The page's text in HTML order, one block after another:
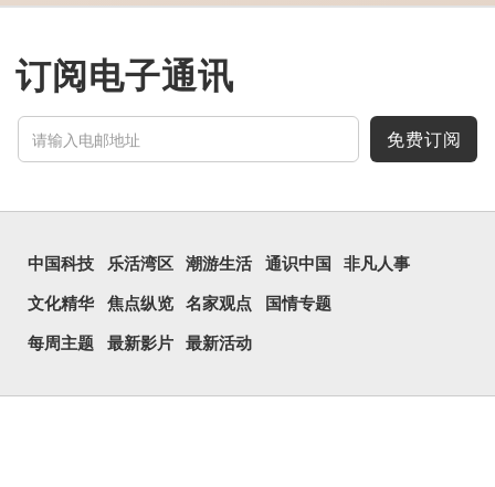
线把脊椎段串联起来。现代
同「喧」，大声呼叫的意
思。
字用法最为普遍。始见于商
代甲骨文，古字形从三口，
表示众多...
订阅电子通讯
免费订阅
中国科技 乐活湾区 潮游生活 通识中国 非凡人事
文化精华 焦点纵览 名家观点 国情专题
每周主题 最新影片 最新活动